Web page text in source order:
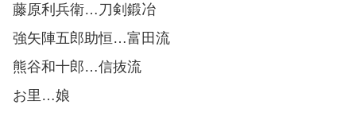
藤原利兵衛…刀剣鍛冶
強矢陣五郎助恒…富田流
熊谷和十郎…信抜流
お里…娘